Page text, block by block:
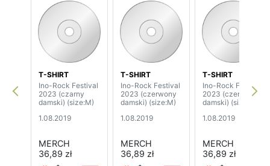
T-SHIRT
Ino-Rock Festival
2023 (czarny
damski) (size:M)
1.08.2019
MERCH
36,89 zł
T-SHIRT
Ino-Rock Festival
2023 (czerwony
damski) (size:M)
1.08.2019
MERCH
36,89 zł
T-SHIRT
Ino-Rock Festival
2023 (czerwony
damski) (size:S)
1.08.2019
MERCH
36,89 zł